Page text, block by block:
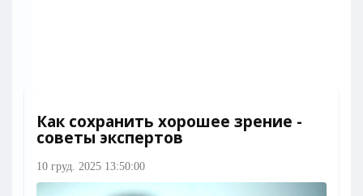
Как сохранить хорошее зрение -
советы экспертов
10 груд. 2025 13:50:00